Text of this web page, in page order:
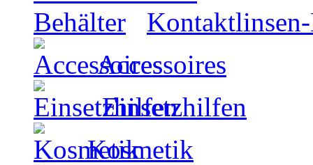
Accessoires
Einsetzhilfen
Kosmetik